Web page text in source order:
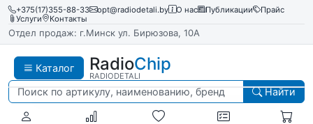
+375(17)355-88-33 opt@radiodetali.by О нас Публикации
Прайс
Услуги
Контакты
Отдел продаж: г.Минск ул. Бирюзова, 10А
Каталог RadioChip
RADIODETALI
Найти